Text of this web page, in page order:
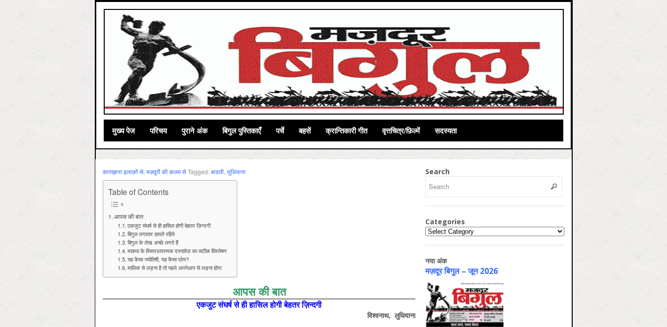
मुख्‍य पेज परिचय पुराने अंक बिगुल पुस्तिकाएँ पर्चे बहसें क्रान्तिकारी गीत वृत्तचित्र/फ़िल्में सदस्यता
कारख़ाना इलाक़ों से, मज़दूरों की क़लम सेTagged:बादली, लुधियाना
Table of Contents
आपस की बात
एकजुट संघर्ष से ही हासिल होगी बेहतर ज़िन्‍दगी
बिगुल लगातार छापते रहिये
बिगुल के लेख अच्छे लगते हैं
माकपा के विचारधारात्मक दस्तावेज़ का सटीक विश्लेषण
यह कैसा ज्योतिषी, यह कैसा प्रेम?
मालिक से लड़ना है तो पहले अपनेआप से लड़ना होगा
आपस की बात
एकजुट संघर्ष से ही हासिल होगी बेहतर ज़िन्‍दगी
विश्वनाथ, लुधियाना
Search
Categories
Categories
नया अंक
मज़दूर बिगुल – जून 2026